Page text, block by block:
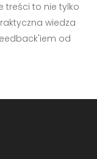
treści to nie tylko
wiedza
od